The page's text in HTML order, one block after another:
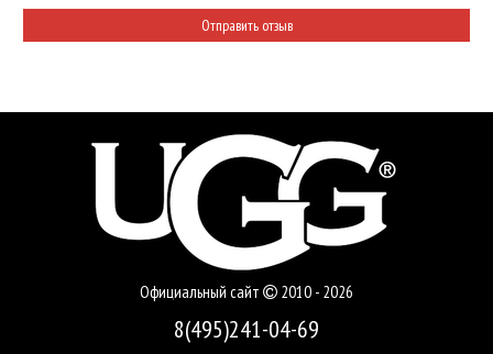
Официальный сайт 2010 - 2026
8(495)241-04-69